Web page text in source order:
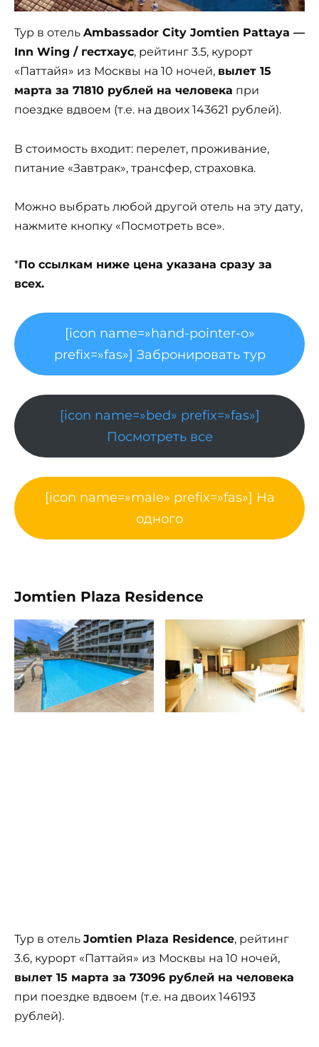
Тур в отель Ambassador City Jomtien Pattaya —
Inn Wing / гестхаус, рейтинг 3.5, курорт
«Паттайя» из Москвы на 10 ночей, вылет 15
марта за 71810 рублей на человека при
поездке вдвоем (т.е. на двоих 143621 рублей).
В стоимость входит: перелет, проживание,
питание «Завтрак», трансфер, страховка.
Можно выбрать любой другой отель на эту дату,
нажмите кнопку «Посмотреть все».
*По ссылкам ниже цена указана сразу за
всех.
[icon name=»hand-pointer-o»
prefix=»fas»] Забронировать тур
[icon name=»bed» prefix=»fas»]
Посмотреть все
[icon name=»male» prefix=»fas»] На
одного
Jomtien Plaza Residence
Тур в отель Jomtien Plaza Residence, рейтинг
3.6, курорт «Паттайя» из Москвы на 10 ночей,
вылет 15 марта за 73096 рублей на человека
при поездке вдвоем (т.е. на двоих 146193
рублей).